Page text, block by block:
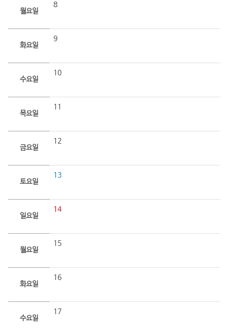
월요일
8
화요일
9
수요일
10
목요일
11
금요일
12
토요일
13
일요일
14
월요일
15
화요일
16
수요일
17